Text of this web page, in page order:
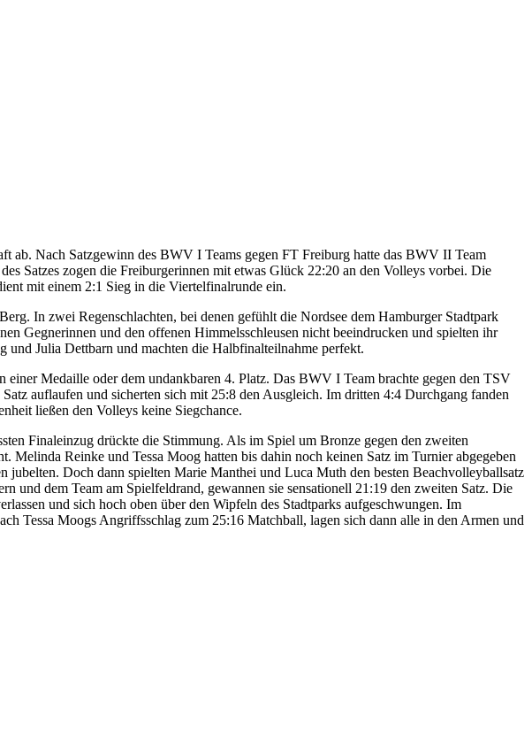
ab. Nach Satzgewinn des BWV I Teams gegen FT Freiburg hatte das BWV II Team
Satzes zogen die Freiburgerinnen mit etwas Glück 22:20 an den Volleys vorbei. Die
mit einem 2:1 Sieg in die Viertelfinalrunde ein.
In zwei Regenschlachten, bei denen gefühlt die Nordsee dem Hamburger Stadtpark
Gegnerinnen und den offenen Himmelsschleusen nicht beeindrucken und spielten ihr
Julia Dettbarn und machten die Halbfinalteilnahme perfekt.
Medaille oder dem undankbaren 4. Platz. Das BWV I Team brachte gegen den TSV
auflaufen und sicherten sich mit 25:8 den Ausgleich. Im dritten 4:4 Durchgang fanden
ließen den Volleys keine Siegchance.
Finaleinzug drückte die Stimmung. Als im Spiel um Bronze gegen den zweiten
Reinke und Tessa Moog hatten bis dahin noch keinen Satz im Turnier abgegeben
jubelten. Doch dann spielten Marie Manthei und Luca Muth den besten Beachvolleyballsatz
und dem Team am Spielfeldrand, gewannen sie sensationell 21:19 den zweiten Satz. Die
und sich hoch oben über den Wipfeln des Stadtparks aufgeschwungen. Im
Tessa Moogs Angriffsschlag zum 25:16 Matchball, lagen sich dann alle in den Armen und